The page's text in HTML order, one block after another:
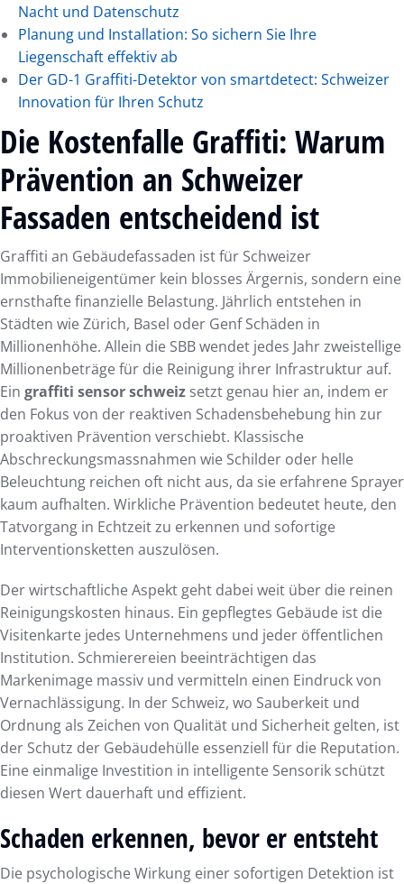
Nacht und Datenschutz
Planung und Installation: So sichern Sie Ihre
Liegenschaft effektiv ab
Der GD-1 Graffiti-Detektor von smartdetect: Schweizer
Innovation für Ihren Schutz
Die Kostenfalle Graffiti: Warum
Prävention an Schweizer
Fassaden entscheidend ist
Graffiti an Gebäudefassaden ist für Schweizer
Immobilieneigentümer kein blosses Ärgernis, sondern eine
ernsthafte finanzielle Belastung. Jährlich entstehen in
Städten wie Zürich, Basel oder Genf Schäden in
Millionenhöhe. Allein die SBB wendet jedes Jahr zweistellige
Millionenbeträge für die Reinigung ihrer Infrastruktur auf.
Ein graffiti sensor schweiz setzt genau hier an, indem er
den Fokus von der reaktiven Schadensbehebung hin zur
proaktiven Prävention verschiebt. Klassische
Abschreckungsmassnahmen wie Schilder oder helle
Beleuchtung reichen oft nicht aus, da sie erfahrene Sprayer
kaum aufhalten. Wirkliche Prävention bedeutet heute, den
Tatvorgang in Echtzeit zu erkennen und sofortige
Interventionsketten auszulösen.
Der wirtschaftliche Aspekt geht dabei weit über die reinen
Reinigungskosten hinaus. Ein gepflegtes Gebäude ist die
Visitenkarte jedes Unternehmens und jeder öffentlichen
Institution. Schmierereien beeinträchtigen das
Markenimage massiv und vermitteln einen Eindruck von
Vernachlässigung. In der Schweiz, wo Sauberkeit und
Ordnung als Zeichen von Qualität und Sicherheit gelten, ist
der Schutz der Gebäudehülle essenziell für die Reputation.
Eine einmalige Investition in intelligente Sensorik schützt
diesen Wert dauerhaft und effizient.
Schaden erkennen, bevor er entsteht
Die psychologische Wirkung einer sofortigen Detektion ist